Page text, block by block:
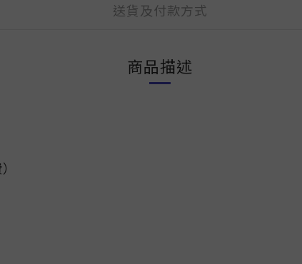
送貨及付款方式
商品描述